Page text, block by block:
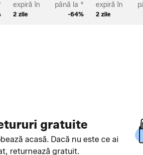
expiră în
2 zile
până la *
-64%
expiră în
2 zile
gratuite
acasă. Dacă nu este ce ai
returnează gratuit.